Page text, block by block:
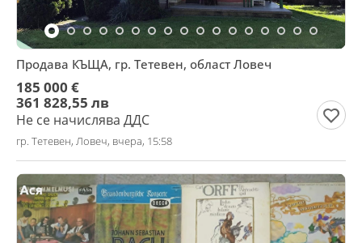
Продава КЪЩА, гр. Тетевен, област Ловеч
185 000 €
361 828,55 лв
Не се начислява ДДС
гр. Тетевен, Ловеч, вчера, 15:58